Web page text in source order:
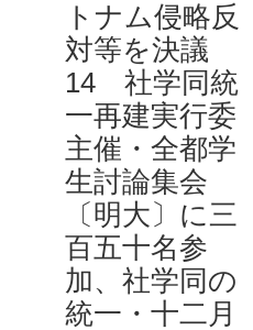
トナム侵略反
対等を決議
14 社学同統
一再建実行委
主催・全都学
生討論集会
〔明大〕に三
百五十名参
加、社学同の
統一・十二月